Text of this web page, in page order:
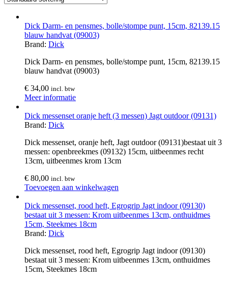
Dick Darm- en pensmes, bolle/stompe punt, 15cm, 82139.15
blauw handvat (09003)
Brand: Dick
Dick Darm- en pensmes, bolle/stompe punt, 15cm, 82139.15
blauw handvat (09003)
€ 34,00 incl. btw
Meer informatie
Dick messenset oranje heft (3 messen) Jagt outdoor (09131)
Brand: Dick
Dick messenset, oranje heft, Jagt outdoor (09131)bestaat uit 3
messen: openbreekmes (09132) 15cm, uitbeenmes recht
13cm, uitbeenmes krom 13cm
€ 80,00 incl. btw
Toevoegen aan winkelwagen
Dick messenset, rood heft, Egrogrip Jagt indoor (09130)
bestaat uit 3 messen: Krom uitbeenmes 13cm, onthuidmes
15cm, Steekmes 18cm
Brand: Dick
Dick messenset, rood heft, Egrogrip Jagt indoor (09130)
bestaat uit 3 messen: Krom uitbeenmes 13cm, onthuidmes
15cm, Steekmes 18cm